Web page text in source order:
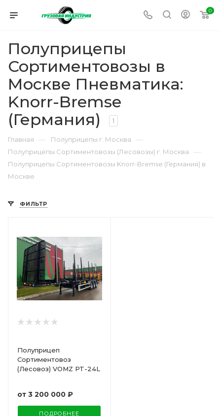
0
Полуприцепы
Сортиментовозы в
Москве Пневматика:
Knorr-Bremse
(Германия)
1
Главная — Полуприцепы г. Москва —
Полуприцепы Сортиментовозы (Лесовозы) г. Москва —
Полуприцепы Сортиментовозы Knorr-Bremse (Германия) в
Москве
ФИЛЬТР
Полуприцеп
Сортиментовоз
(Лесовоз) VOMZ PT-24L
от 3 200 000 ₽
ПОДРОБНЕЕ